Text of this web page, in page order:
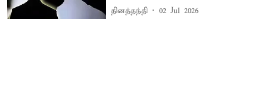
தினத்தந்தி 02 Jul 2026